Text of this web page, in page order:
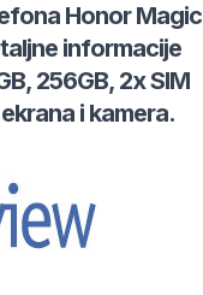
Honor Magic
informacije
256GB, 2x SIM
i kamera.